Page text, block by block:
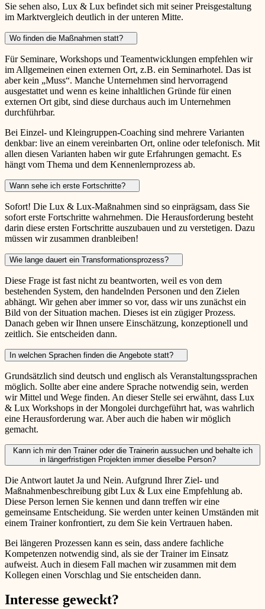
Sie sehen also, Lux & Lux befindet sich mit seiner Preisgestaltung
im Marktvergleich deutlich in der unteren Mitte.
Wo finden die Maßnahmen statt?
Für Seminare, Workshops und Teamentwicklungen empfehlen wir
im Allgemeinen einen externen Ort, z.B. ein Seminarhotel. Das ist
aber kein „Muss“. Manche Unternehmen sind hervorragend
ausgestattet und wenn es keine inhaltlichen Gründe für einen
externen Ort gibt, sind diese durchaus auch im Unternehmen
durchführbar.
Bei Einzel- und Kleingruppen-Coaching sind mehrere Varianten
denkbar: live an einem vereinbarten Ort, online oder telefonisch. Mit
allen diesen Varianten haben wir gute Erfahrungen gemacht. Es
hängt vom Thema und dem Kennenlernprozess ab.
Wann sehe ich erste Fortschritte?
Sofort! Die Lux & Lux-Maßnahmen sind so einprägsam, dass Sie
sofort erste Fortschritte wahrnehmen. Die Herausforderung besteht
darin diese ersten Fortschritte auszubauen und zu verstetigen. Dazu
müssen wir zusammen dranbleiben!
Wie lange dauert ein Transformationsprozess?
Diese Frage ist fast nicht zu beantworten, weil es von dem
bestehenden System, den handelnden Personen und den Zielen
abhängt. Wir gehen aber immer so vor, dass wir uns zunächst ein
Bild von der Situation machen. Dieses ist ein zügiger Prozess.
Danach geben wir Ihnen unsere Einschätzung, konzeptionell und
zeitlich. Sie entscheiden dann.
In welchen Sprachen finden die Angebote statt?
Grundsätzlich sind deutsch und englisch als Veranstaltungssprachen
möglich. Sollte aber eine andere Sprache notwendig sein, werden
wir Mittel und Wege finden. An dieser Stelle sei erwähnt, dass Lux
& Lux Workshops in der Mongolei durchgeführt hat, was wahrlich
eine Herausforderung war. Aber auch die haben wir möglich
gemacht.
Kann ich mir den Trainer oder die Trainerin aussuchen und behalte ich
in längerfristigen Projekten immer dieselbe Person?
Die Antwort lautet Ja und Nein. Aufgrund Ihrer Ziel- und
Maßnahmenbeschreibung gibt Lux & Lux eine Empfehlung ab.
Diese Person lernen Sie kennen und dann treffen wir eine
gemeinsame Entscheidung. Sie werden unter keinen Umständen mit
einem Trainer konfrontiert, zu dem Sie kein Vertrauen haben.
Bei längeren Prozessen kann es sein, dass andere fachliche
Kompetenzen notwendig sind, als sie der Trainer im Einsatz
aufweist. Auch in diesem Fall machen wir zusammen mit dem
Kollegen einen Vorschlag und Sie entscheiden dann.
Interesse geweckt?